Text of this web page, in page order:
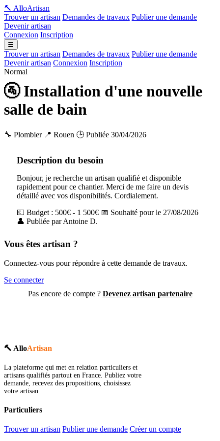
🔨 AlloArtisan
Trouver un artisan Demandes de travaux Publier une demande
Devenir artisan
Connexion Inscription
☰
Trouver un artisan Demandes de travaux Publier une demande
Devenir artisan Connexion Inscription
Normal
🚰 Installation d'une nouvelle
salle de bain
🔧 Plombier 📍 Rouen 🕒 Publiée 30/04/2026
Description du besoin
Bonjour, je recherche un artisan qualifié et disponible
rapidement pour ce chantier. Merci de me faire un devis
détaillé avec vos disponibilités. Cordialement.
💶 Budget : 500€ - 1 500€ 📅 Souhaité pour le 27/08/2026
👤 Publiée par Antoine D.
Vous êtes artisan ?
Connectez-vous pour répondre à cette demande de travaux.
Se connecter
Pas encore de compte ? Devenez artisan partenaire
🔨 AlloArtisan
La plateforme qui met en relation particuliers et
artisans qualifiés partout en France. Publiez votre
demande, recevez des propositions, choisissez
votre artisan.
Particuliers
Trouver un artisan Publier une demande Créer un compte